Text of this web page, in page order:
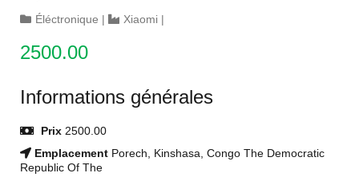
Éléctronique | Xiaomi |
2500.00
Informations générales
Prix 2500.00
Emplacement Porech, Kinshasa, Congo The Democratic
Republic Of The